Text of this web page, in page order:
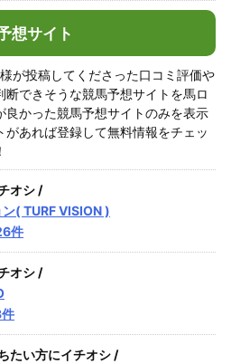
想サイト
が投稿してくださった口コミ評価や
できそうな競馬予想サイトを馬ロ
良かった競馬予想サイトのみを表示
があれば登録して無料情報をチェッ
オシ /
( TURF VISION )
件
オシ /
たい方にイチオシ /